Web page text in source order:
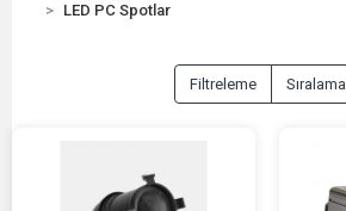
LED PC Spotlar
Filtreleme Sıralama